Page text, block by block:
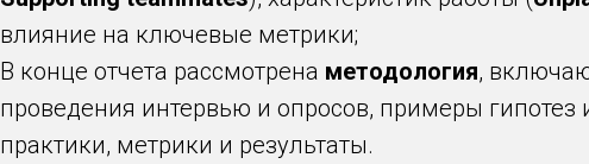
влияние на ключевые метрики;
В конце отчета рассмотрена методология,
проведения интервью и опросов, примеры
практики, метрики и результаты.